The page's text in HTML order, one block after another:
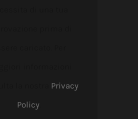
Privacy
Policy